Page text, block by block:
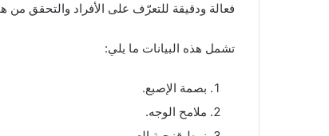
فعالة ودقيقة للتعرّف على الأفراد والتحقق من
تشمل هذه البيانات ما يلي:
بصمة الإصبع.
ملامح الوجه.